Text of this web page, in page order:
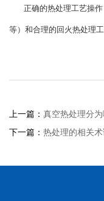
正确的热处理工艺操作
等）和合理的回火热处理
上一篇： 真空热处理分
下一篇： 热处理的相关